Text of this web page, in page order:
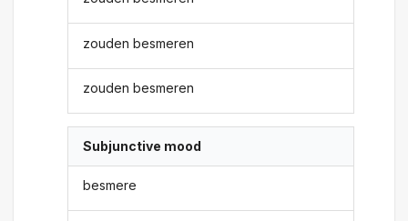
zouden besmeren
zouden besmeren
Subjunctive mood
besmere